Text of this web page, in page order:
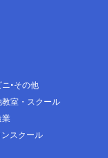
その他
教室・スクール
業
スクール